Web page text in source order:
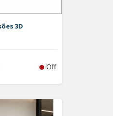
3D
Off